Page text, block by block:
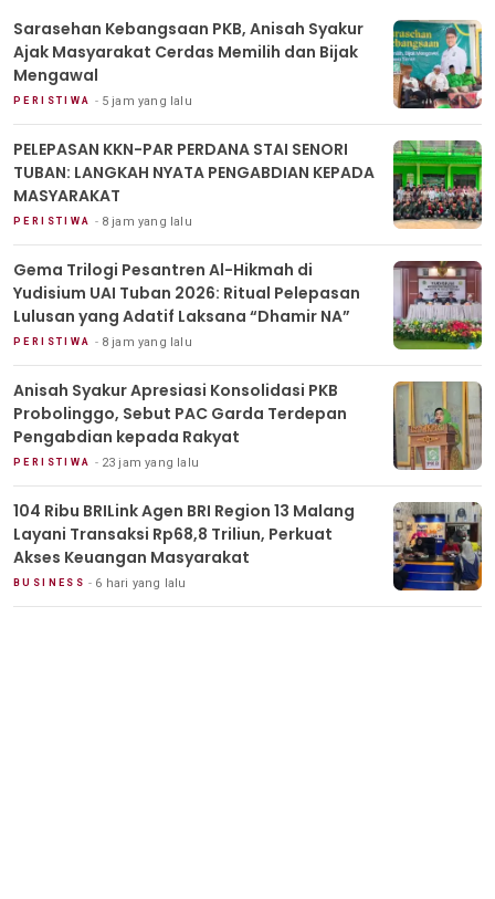
Sarasehan Kebangsaan PKB, Anisah Syakur
Ajak Masyarakat Cerdas Memilih dan Bijak
Mengawal
PERISTIWA 5 jam yang lalu
PELEPASAN KKN-PAR PERDANA STAI SENORI
TUBAN: LANGKAH NYATA PENGABDIAN KEPADA
MASYARAKAT
PERISTIWA 8 jam yang lalu
Gema Trilogi Pesantren Al-Hikmah di
Yudisium UAI Tuban 2026: Ritual Pelepasan
Lulusan yang Adatif Laksana “Dhamir NA”
PERISTIWA 8 jam yang lalu
Anisah Syakur Apresiasi Konsolidasi PKB
Probolinggo, Sebut PAC Garda Terdepan
Pengabdian kepada Rakyat
PERISTIWA 23 jam yang lalu
104 Ribu BRILink Agen BRI Region 13 Malang
Layani Transaksi Rp68,8 Triliun, Perkuat
Akses Keuangan Masyarakat
BUSINESS 6 hari yang lalu